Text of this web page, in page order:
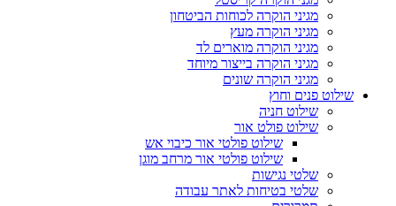
מגיני הוקרה לכוחות הביטחון
מגיני הוקרה מעץ
מגיני הוקרה מוארים לד
מגיני הוקרה בייצור מיוחד
מגיני הוקרה שונים
שילוט פנים וחוץ
שילוט חניה
שילוט פולט אור
שילוט פולטי אור כיבוי אש
שילוט פולטי אור מרחב מוגן
שלטי נגישות
שלטי בטיחות לאתר עבודה